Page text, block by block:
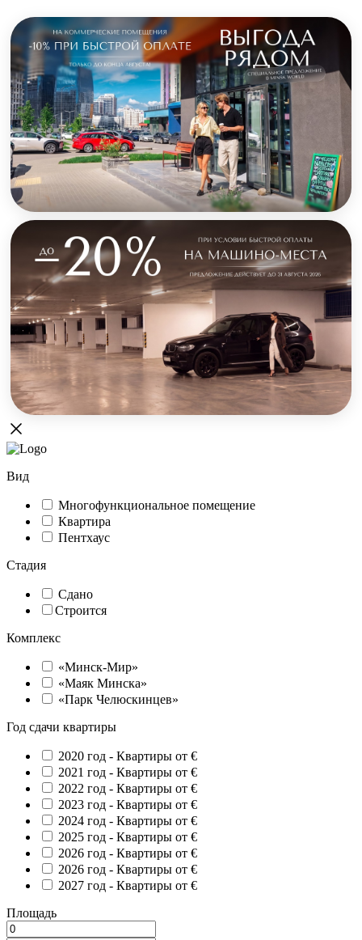
Вид
Многофункциональное помещение
Квартира
Пентхаус
Стадия
Сдано
Строится
Комплекс
«Минск-Мир»
«Маяк Минска»
«Парк Челюскинцев»
Год сдачи квартиры
2020 год - Квартиры от €
2021 год - Квартиры от €
2022 год - Квартиры от €
2023 год - Квартиры от €
2024 год - Квартиры от €
2025 год - Квартиры от €
2026 год - Квартиры от €
2026 год - Квартиры от €
2027 год - Квартиры от €
Площадь